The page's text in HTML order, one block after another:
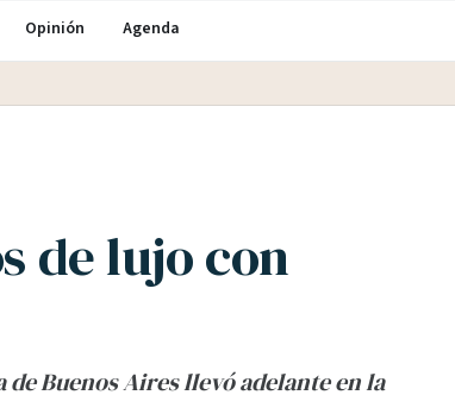
Opinión Agenda
de lujo con
Buenos Aires llevó adelante en la